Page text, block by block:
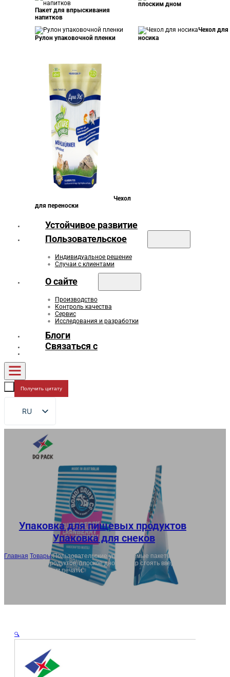
Пакет для впрыскивания
напитков
плоским дном
Рулон упаковочной пленки
Чехол для
носика
Чехол
для переноски
Устойчивое развитие
Пользовательское
Индивидуальное решение
Случаи с клиентами
О сайте
Производство
Контроль качества
Сервис
Исследования и разработки
Блоги
Связаться с
Получить цитату
RU
EN
Упаковка для пищевых продуктов,
Упаковка для снеков
Главная Товары/Пользовательские уплотняемые пакеты закуски
для зерновых продуктов, плоское дно майлар стоять вверх молнии
мешки с логотипом печати
🔍